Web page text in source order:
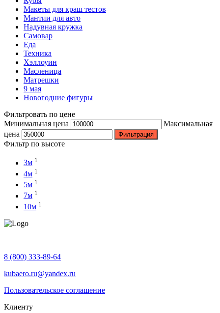
Макеты для краш тестов
Мантии для авто
Надувная кружка
Самовар
Еда
Техника
Хэллоуин
Масленица
Матрешки
9 мая
Новогодние фигуры
Фильтровать по цене
Минимальная цена
Максимальная
цена
Фильтрация
Фильтр по высоте
3м 1
4м 1
5м 1
7м 1
10м 1
8 (800) 333-89-64
kubaero.ru@yandex.ru
Пользовательское соглашение
Клиенту